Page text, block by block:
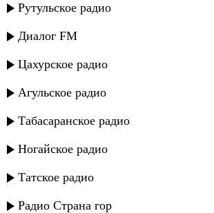
Рутульское радио
Диалог FM
Цахурское радио
Агульское радио
Табасаранское радио
Ногайское радио
Татское радио
Радио Страна гор
Руслан Аджиев - Къумукъ
равнина)
Руслан Гасанов - Мама
Мардали Гасанов - Только вдвоем